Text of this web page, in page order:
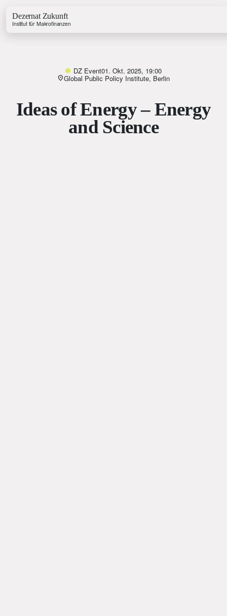
Dezernat Zukunft
Institut für Makrofinanzen
Growth & Budget Lab
Energy Lab
Business Lab
DZ Event01. Okt. 2025, 19:00
Global Public Policy Institute, Berlin
Ideas of Energy – Energy
and Science